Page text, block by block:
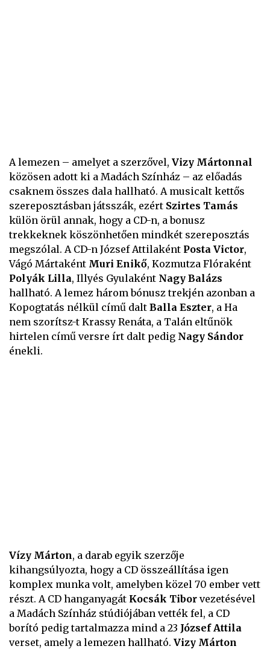
A lemezen – amelyet a szerzővel, Vizy Mártonnal
közösen adott ki a Madách Színház – az előadás
csaknem összes dala hallható. A musicalt kettős
szereposztásban játsszák, ezért Szirtes Tamás
külön örül annak, hogy a CD-n, a bonusz
trekkeknek köszönhetően mindkét szereposztás
megszólal. A CD-n József Attilaként Posta Victor,
Vágó Mártaként Muri Enikő, Kozmutza Flóraként
Polyák Lilla, Illyés Gyulaként Nagy Balázs
hallható. A lemez három bónusz trekjén azonban a
Kopogtatás nélkül című dalt Balla Eszter, a Ha
nem szorítsz-t Krassy Renáta, a Talán eltűnök
hirtelen című versre írt dalt pedig Nagy Sándor
énekli.
Vízy Márton, a darab egyik szerzője
kihangsúlyozta, hogy a CD összeállítása igen
komplex munka volt, amelyben közel 70 ember vett
részt. A CD hanganyagát Kocsák Tibor vezetésével
a Madách Színház stúdiójában vették fel, a CD
borító pedig tartalmazza mind a 23 József Attila
verset, amely a lemezen hallható. Vizy Márton